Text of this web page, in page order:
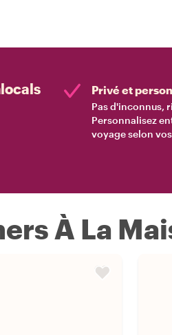
Privé et
Pas d'inconnus,
Personnalisez
voyage selon
À La